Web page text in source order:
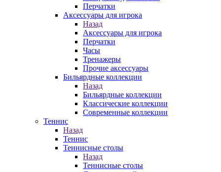
Перчатки
Аксессуары для игрока
Назад
Аксессуары для игрока
Перчатки
Часы
Тренажеры
Прочие аксессуары
Бильярдные коллекции
Назад
Бильярдные коллекции
Классические коллекции
Современные коллекции
Теннис
Назад
Теннис
Теннисные столы
Назад
Теннисные столы